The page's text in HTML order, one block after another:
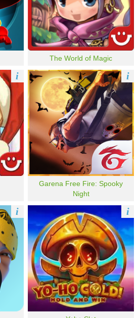
The World of Magic
i
Garena Free Fire: Spooky
Night
i
i i